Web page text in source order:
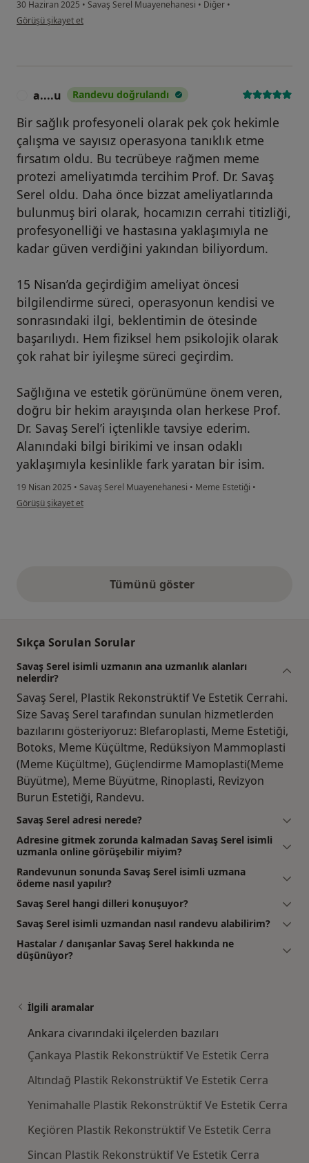
30 Haziran 2025 • Savaş Serel Muayenehanesi • Diğer •
kullanıcının görüşüne göre ok...a
Görüşü şikayet et
a....u Randevu doğrulandı
Bir sağlık profesyoneli olarak pek çok hekimle
çalışma ve sayısız operasyona tanıklık etme
fırsatım oldu. Bu tecrübeye rağmen meme
protezi ameliyatımda tercihim Prof. Dr. Savaş
Serel oldu. Daha önce bizzat ameliyatlarında
bulunmuş biri olarak, hocamızın cerrahi titizliği,
profesyonelliği ve hastasına yaklaşımıyla ne
kadar güven verdiğini yakından biliyordum.
15 Nisan’da geçirdiğim ameliyat öncesi
bilgilendirme süreci, operasyonun kendisi ve
sonrasındaki ilgi, beklentimin de ötesinde
başarılıydı. Hem fiziksel hem psikolojik olarak
çok rahat bir iyileşme süreci geçirdim.
Sağlığına ve estetik görünümüne önem veren,
doğru bir hekim arayışında olan herkese Prof.
Dr. Savaş Serel’i içtenlikle tavsiye ederim.
Alanındaki bilgi birikimi ve insan odaklı
yaklaşımıyla kesinlikle fark yaratan bir isim.
19 Nisan 2025 • Savaş Serel Muayenehanesi • Meme Estetiği •
kullanıcının görüşüne göre a....u
Görüşü şikayet et
Tümünü gösteryukarıdaki görüşler
Sıkça Sorulan Sorular
Savaş Serel isimli uzmanın ana uzmanlık alanları
nelerdir?
Savaş Serel, Plastik Rekonstrüktif Ve Estetik Cerrahi.
Size Savaş Serel tarafından sunulan hizmetlerden
bazılarını gösteriyoruz: Blefaroplasti, Meme Estetiği,
Botoks, Meme Küçültme, Redüksiyon Mammoplasti
(Meme Küçültme), Güçlendirme Mamoplasti(Meme
Büyütme), Meme Büyütme, Rinoplasti, Revizyon
Burun Estetiği, Randevu.
Savaş Serel adresi nerede?
Adresine gitmek zorunda kalmadan Savaş Serel isimli
uzmanla online görüşebilir miyim?
Randevunun sonunda Savaş Serel isimli uzmana
ödeme nasıl yapılır?
Savaş Serel hangi dilleri konuşuyor?
Savaş Serel isimli uzmandan nasıl randevu alabilirim?
Hastalar / danışanlar Savaş Serel hakkında ne
düşünüyor?
İlgili aramalar
Ankara civarındaki ilçelerden bazıları
Çankaya Plastik Rekonstrüktif Ve Estetik Cerra
Altındağ Plastik Rekonstrüktif Ve Estetik Cerra
Yenimahalle Plastik Rekonstrüktif Ve Estetik Cerra
Keçiören Plastik Rekonstrüktif Ve Estetik Cerra
Sincan Plastik Rekonstrüktif Ve Estetik Cerra